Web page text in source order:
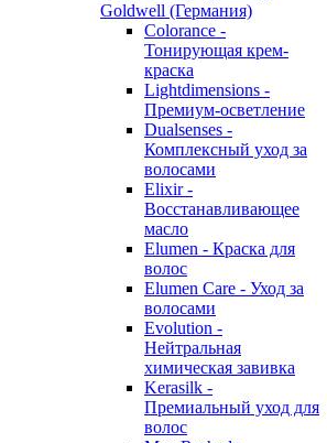
Goldwell (Германия)
Colorance -
Тонирующая крем-
краска
Lightdimensions -
Премиум-осветление
Dualsenses -
Комплексный уход за
волосами
Elixir -
Восстанавливающее
масло
Elumen - Краска для
волос
Elumen Care - Уход за
волосами
Evolution -
Нейтральная
химическая завивка
Kerasilk -
Премиальный уход для
волос